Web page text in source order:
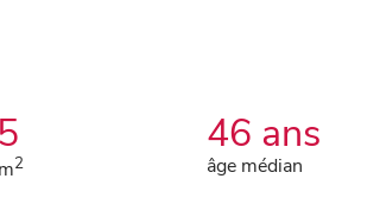
2
46 ans
âge médian